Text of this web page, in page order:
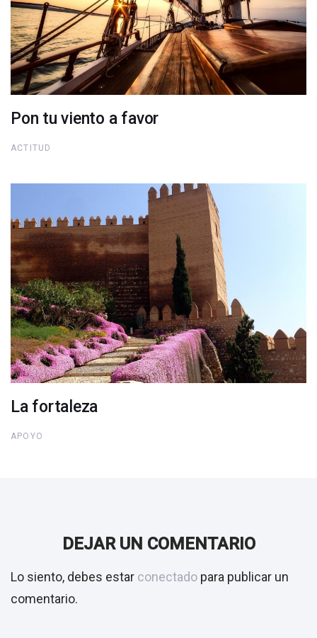
Pon tu viento a favor
ACTITUD
La fortaleza
APOYO
DEJAR UN COMENTARIO
Lo siento, debes estar conectado para publicar un
comentario.